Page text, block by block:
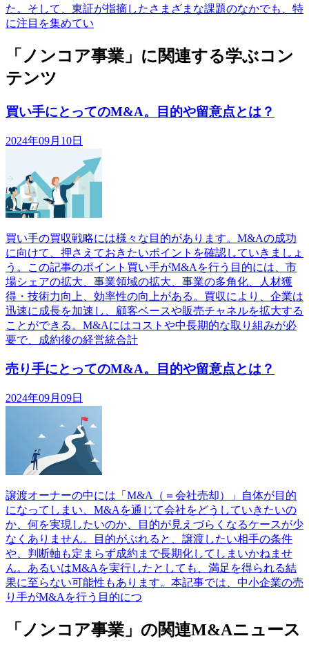
た。そして、東証が指摘したさまざまな課題のなかでも、特
に注目を集めてい
「ノンコア事業」に関連する学ぶコン
テンツ
買い手にとってのM&A。目的や留意点とは？
2024年09月10日
買い手の買収戦略には様々な目的があります。M&Aの成功
に向けて、押さえておきたいポイントを確認していきましょ
う。この記事のポイント買い手がM&Aを行う目的には、市
場シェアの拡大、事業領域の拡大、事業の多角化、人材獲
得・技術力向上、効率性の向上がある。買収により、企業は
迅速に成長を加速し、顧客ベースや販売チャネルを拡大する
ことができる。M&Aにはコストや中長期的な取り組みが必
要で、成約後の経営統合計
売り手にとってのM&A。目的や留意点とは？
2024年09月09日
譲渡オーナーの中には「M&A（＝会社売却）」自体が目的
になってしまい、M&Aを通じて会社をどうしていきたいの
か、何を実現したいのか、目的が見えづらくなるケースが少
なくありません。目的がぶれると、譲渡したい相手の条件
や、判断軸も定まらず成約まで長期化してしまいかねませ
ん。あるいはM&Aを実行したとしても、満足を得られる結
果に至らない可能性もあります。本記事では、中小企業の売
り手がM&Aを行う目的につ
「ノンコア事業」の関連M&Aニュース